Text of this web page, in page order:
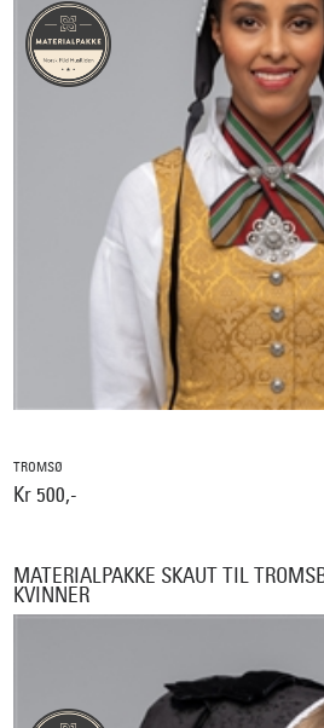
TROMSØ
Kr 500,-
MATERIALPAKKE SKAUT TIL
KVINNER